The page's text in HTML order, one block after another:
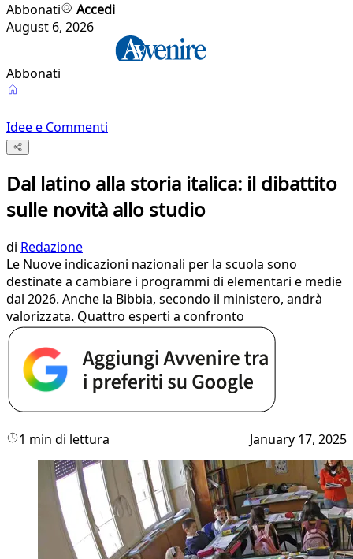
Abbonati
Accedi
August 6, 2026
Abbonati
Idee e Commenti
Dal latino alla storia italica: il dibattito
sulle novità allo studio
di Redazione
Le Nuove indicazioni nazionali per la scuola sono
destinate a cambiare i programmi di elementari e medie
dal 2026. Anche la Bibbia, secondo il ministero, andrà
valorizzata. Quattro esperti a confronto
1 min di lettura January 17, 2025